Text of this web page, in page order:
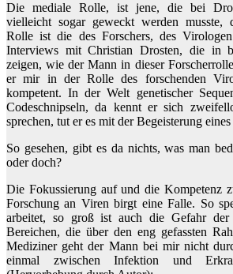
Die mediale Rolle, ist jene, die bei
vielleicht sogar geweckt werden musste,
Rolle ist die des Forschers, des
Interviews mit Christian Drosten, die in
zeigen, wie der Mann in dieser
er mir in der Rolle des forschenden
kompetent. In der Welt genetischer
Codeschnipseln, da kennt er sich
sprechen, tut er es mit der Begeisterung
So gesehen, gibt es da nichts, was man
oder doch?
Die Fokussierung auf und die Kompetenz
Forschung an Viren birgt eine Falle. So
arbeitet, so groß ist auch die Gefahr
Bereichen, die über den eng gefassten
Mediziner geht der Mann bei mir nicht
einmal zwischen Infektion und